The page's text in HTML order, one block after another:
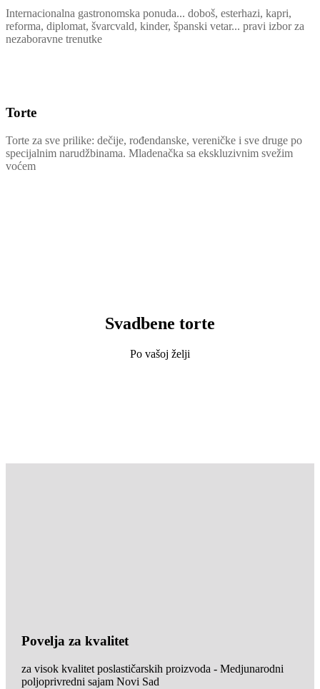
Internacionalna gastronomska ponuda... doboš, esterhazi, kapri,
reforma, diplomat, švarcvald, kinder, španski vetar... pravi izbor za
nezaboravne trenutke
Torte
Torte za sve prilike: dečije, rođendanske, vereničke i sve druge po
specijalnim narudžbinama. Mladenačka sa ekskluzivnim svežim
voćem
Svadbene torte
Po vašoj želji
Povelja za kvalitet
za visok kvalitet poslastičarskih proizvoda - Medjunarodni
poljoprivredni sajam Novi Sad